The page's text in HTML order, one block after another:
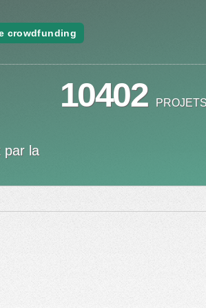
crowdfunding
par la
10402